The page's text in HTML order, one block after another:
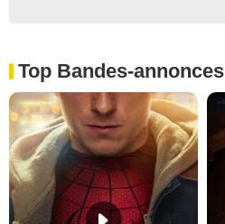
Top Bandes-annonces